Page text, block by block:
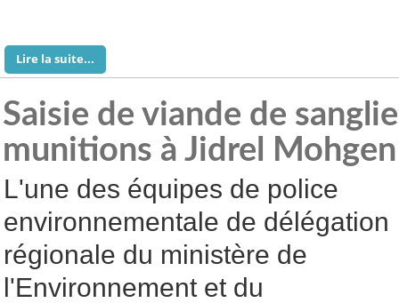
Lire la suite...
Saisie de viande de
munitions à Jidrel Mohgen
L'une des équipes de police
environnementale de délégation
régionale du ministère de
l'Environnement et du